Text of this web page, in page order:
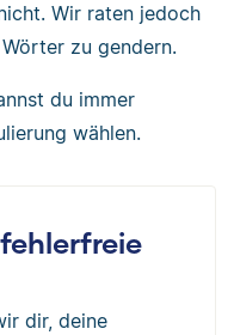
Wir raten jedoch
zu gendern.
du immer
wählen.
dir, deine